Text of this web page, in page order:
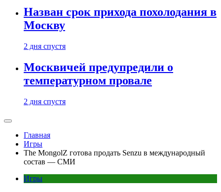
Назван срок прихода похолодания в
Москву
2 дня спустя
Москвичей предупредили о
температурном провале
2 дня спустя
Главная
Игры
The MongolZ готова продать Senzu в международный
состав — СМИ
Игры